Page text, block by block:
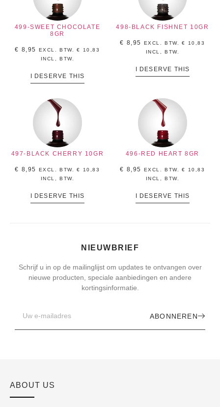
499-SWEET CHOCOLATE
8GR
€ 8,95 EXCL. BTW.€
10,83
INCL, BTW.
I DESERVE THIS
498-BLACK FISHNET 10GR
€ 8,95 EXCL. BTW.€
10,83
INCL, BTW.
I DESERVE THIS
497-BLACK CHERRY 10GR
€ 8,95 EXCL. BTW.€
10,83
INCL, BTW.
I DESERVE THIS
496-RED HEART 8GR
€ 8,95 EXCL. BTW.€
10,83
INCL, BTW.
I DESERVE THIS
NIEUWBRIEF
Schrijf u in op de mailinglijst om updates te ontvangen over
nieuwe producten, speciale aanbiedingen en andere
kortingsinformatie.
ABONNEREN
ABOUT US